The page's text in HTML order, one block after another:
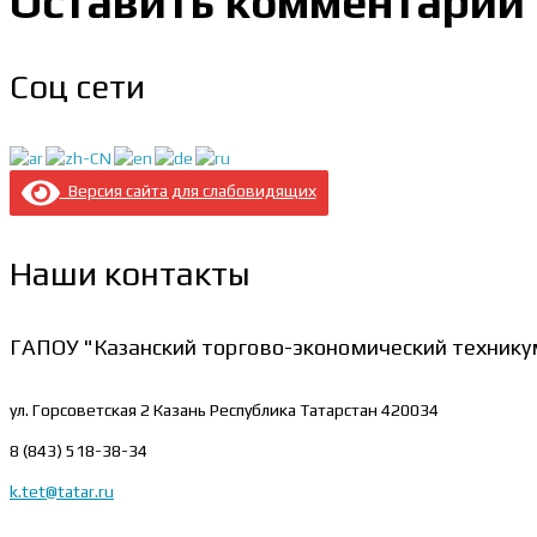
Соц сети
Версия сайта для слабовидящих
Наши контакты
ГАПОУ "Казанский торгово-экономический
ул. Горсоветская 2 Казань Республика Татарстан 420034
8 (843) 518-38-34
k.tet@tatar.ru